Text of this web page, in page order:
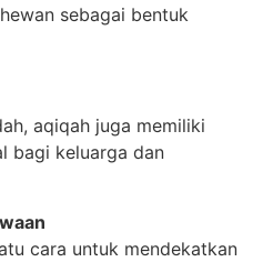
sebagai bentuk
aqiqah juga memiliki
bagi keluarga dan
cara untuk mendekatkan